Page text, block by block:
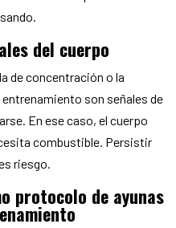
del cuerpo
de concentración o la
son señales de
En ese caso, el cuerpo
combustible. Persistir
riesgo.
protocolo de ayunas